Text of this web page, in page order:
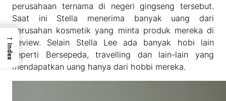
perusahaan ternama di negeri gingseng tersebut.
Saat ini Stella menerima banyak uang dari
perusahan kosmetik yang minta produk mereka di
Review. Selain Stella Lee ada banyak hobi lain
seperti Bersepeda, travelling dan lain-lain yang
mendapatkan uang hanya dari hobbi mereka.
→
Index